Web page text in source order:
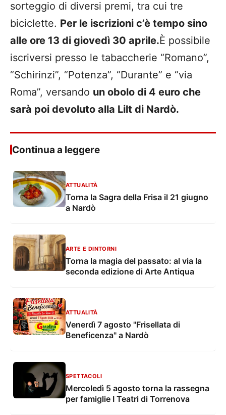
sorteggio di diversi premi, tra cui tre
biciclette. Per le iscrizioni c’è tempo sino
alle ore 13 di giovedì 30 aprile.È possibile
iscriversi presso le tabaccherie “Romano”,
“Schirinzi”, “Potenza”, “Durante” e “via
Roma”, versando un obolo di 4 euro che
sarà poi devoluto alla Lilt di Nardò.
Continua a leggere
ATTUALITÀ
Torna la Sagra della Frisa il 21 giugno
a Nardò
ARTE E DINTORNI
Torna la magia del passato: al via la
seconda edizione di Arte Antiqua
ATTUALITÀ
Venerdì 7 agosto "Frisellata di
Beneficenza" a Nardò
SPETTACOLI
Mercoledì 5 agosto torna la rassegna
per famiglie I Teatri di Torrenova